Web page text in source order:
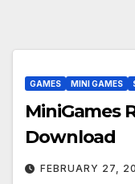
GAMES MINI GAMES
MiniGames
Download
FEBRUARY 27,